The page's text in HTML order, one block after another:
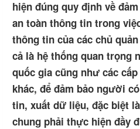
hiện đúng quy định về
an toàn thông tin trong
thông tin của các chủ
cả là hệ thống quan trọng
quốc gia cũng như các
khác, để đảm bảo người
tin, xuất dữ liệu, đặc biệt
chung phải thực hiện đầy